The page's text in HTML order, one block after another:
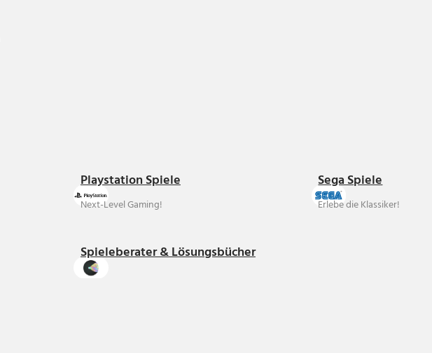
Playstation Spiele
Next-Level Gaming!
Sega Spiele
Erlebe die Klassiker!
Spieleberater & Lösungsbücher